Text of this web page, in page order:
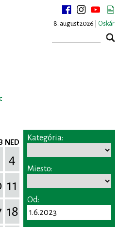
8. august 2026 | Oskár
NED
4
11
18
Kategória:
Miesto:
Od: